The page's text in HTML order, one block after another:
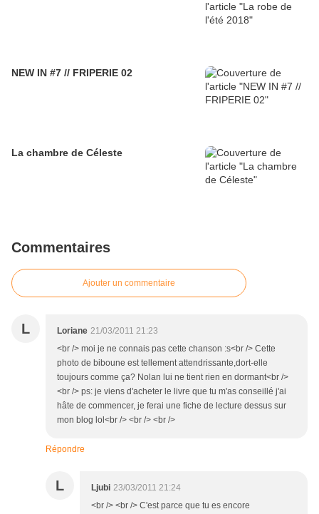
NEW IN #7 // FRIPERIE 02
La chambre de Céleste
Commentaires
Ajouter un commentaire
L Loriane 21/03/2011 21:23
<br /> moi je ne connais pas cette chanson :s<br /> Cette
photo de biboune est tellement attendrissante,dort-elle
toujours comme ça? Nolan lui ne tient rien en dormant<br />
<br /> ps: je viens d'acheter le livre que tu m'as conseillé j'ai
hâte de commencer, je ferai une fiche de lecture dessus sur
mon blog lol<br /> <br /> <br />
Répondre
L Ljubi 23/03/2011 21:24
<br /> <br /> C'est parce que tu es encore